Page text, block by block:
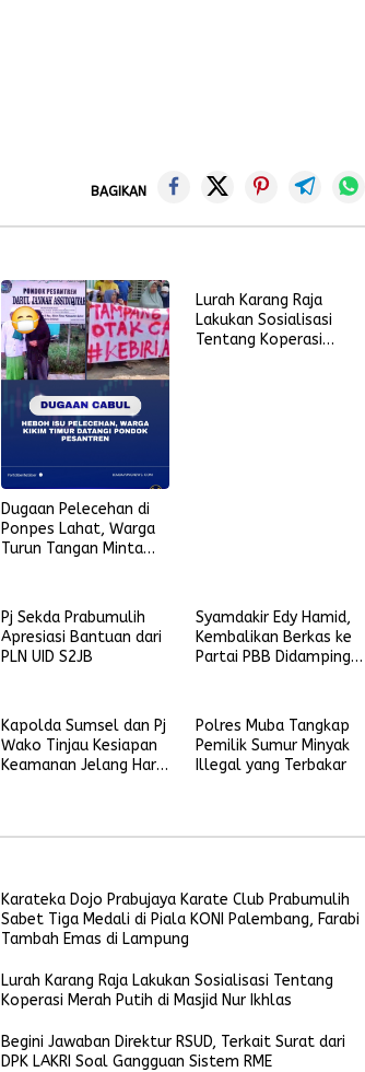
BAGIKAN
Dugaan Pelecehan di
Ponpes Lahat, Warga
Turun Tangan Minta
Lurah Karang Raja
Lakukan Sosialisasi
Tentang Koperasi
Pj Sekda Prabumulih
Apresiasi Bantuan dari
PLN UID S2JB
Syamdakir Edy Hamid,
Kembalikan Berkas ke
Partai PBB Didampingi
Kapolda Sumsel dan Pj
Wako Tinjau Kesiapan
Keamanan Jelang Hari
Polres Muba Tangkap
Pemilik Sumur Minyak
Illegal yang Terbakar
Karateka Dojo Prabujaya Karate Club Prabumulih
Sabet Tiga Medali di Piala KONI Palembang, Farabi
Tambah Emas di Lampung
Lurah Karang Raja Lakukan Sosialisasi Tentang
Koperasi Merah Putih di Masjid Nur Ikhlas
Begini Jawaban Direktur RSUD, Terkait Surat dari
DPK LAKRI Soal Gangguan Sistem RME